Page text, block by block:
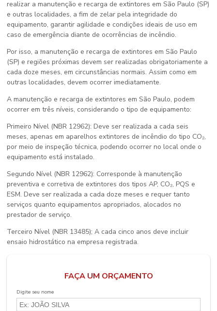
realizar a manutenção e recarga de extintores em São Paulo (SP)
e outras localidades, a fim de zelar pela integridade do
equipamento, garantir agilidade e condições ideais de uso em
caso de emergência diante de ocorrências de incêndio.
Por isso, a manutenção e recarga de extintores em São Paulo
(SP) e regiões próximas devem ser realizadas obrigatoriamente a
cada doze meses, em circunstâncias normais. Assim como em
outras localidades, devem ocorrer imediatamente.
A manutenção e recarga de extintores em São Paulo, podem
ocorrer em três níveis, considerando o tipo de equipamento:
Primeiro Nível (NBR 12962): Deve ser realizada a cada seis
meses, apenas em aparelhos extintores de incêndio do tipo CO₂,
por meio de inspeção técnica, podendo ocorrer no local onde o
equipamento está instalado.
Segundo Nível (NBR 12962): Corresponde à manutenção
preventiva e corretiva de extintores dos tipos AP, CO₂, PQS e
ESM. Deve ser realizada a cada doze meses e requer tanto
serviços quanto equipamentos apropriados, alocados no
prestador de serviço.
Terceiro Nível (NBR 13485); A cada cinco anos deve incluir
ensaio hidrostático na empresa registrada.
FAÇA UM ORÇAMENTO
Digite seu nome